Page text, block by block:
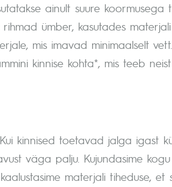
ainult suure
ümber, kasutades
mis imavad minimaalselt
kinnise kohta*, mis teeb
kinnised toetavad jalga igast
väga palju. Kujundasime
materjali tiheduse,